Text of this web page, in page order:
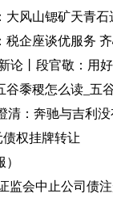
谷黍稷怎么读_五
清：奔驰与吉利
权挂牌转让